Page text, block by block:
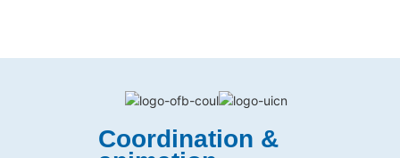
Coordination &